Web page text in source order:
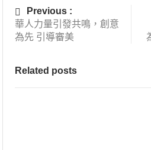
Previous :
華人力量引發共鳴，創意
為先 引導審美
Related posts